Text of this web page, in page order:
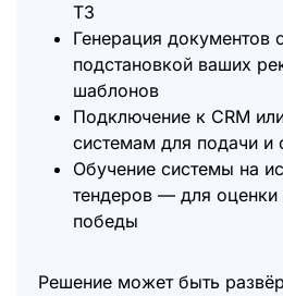
ТЗ
Генерация документов
подстановкой ваших
шаблонов
Подключение к CRM
системам для подачи и
Обучение системы на
тендеров — для оценки
победы
Решение может быть